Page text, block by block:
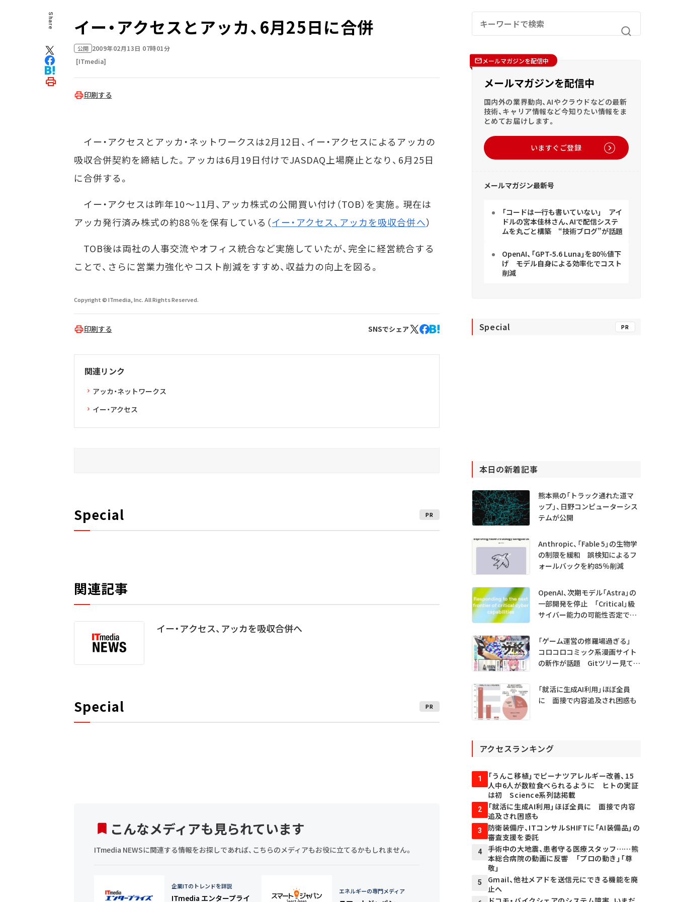
Share イー・アクセスとアッカ、6月25日に合併
公開 2009年02月13日 07時01分
[ITmedia]
印刷する
イー・アクセスとアッカ・ネットワークスは2月12日、イー・アクセスによるアッカの
吸収合併契約を締結した。アッカは6月19日付けでJASDAQ上場廃止となり、6月25日
に合併する。
イー・アクセスは昨年10～11月、アッカ株式の公開買い付け（TOB）を実施。現在は
アッカ発行済み株式の約88％を保有している（イー・アクセス、アッカを吸収合併へ）
TOB後は両社の人事交流やオフィス統合など実施していたが、完全に経営統合する
ことで、さらに営業力強化やコスト削減をすすめ、収益力の向上を図る。
Copyright © ITmedia, Inc. All Rights Reserved.
印刷する SNSでシェア
関連リンク
アッカ・ネットワークス
イー・アクセス
Special PR
関連記事
イー・アクセス、アッカを吸収合併へ
Special PR
こんなメディアも見られています
ITmedia NEWSに関連する情報をお探しであれば、こちらのメディアもお役に立てるかもしれません。
企業ITのトレンドを詳説
ITmedia エンタープライ
エネルギーの専門メディア
メールマガジンを配信中
メールマガジンを配信中
国内外の業界動向、AIやクラウドなどの最新
技術、キャリア情報など今知りたい情報をま
とめてお届けします。
いますぐご登録
メールマガジン最新号
「コードは一行も書いていない」 アイ
ドルの宮本佳林さん、AIで配信システ
ムを丸ごと構築 “技術ブログ”が話題
OpenAI、「GPT-5.6 Luna」を80％値下
げ モデル自身による効率化でコスト
削減
Special PR
本日の新着記事
熊本県の「トラック通れた道マ
ップ」、日野コンピューターシス
テムが公開
Anthropic、「Fable 5」の生物学
の制限を緩和 誤検知によるフ
ォールバックを約85％削減
OpenAI、次期モデル「Astra」の
一部開発を停止 「Critical」級
サイバー能力の可能性否定でき
「ゲーム運営の修羅場過ぎる」
コロコロコミック系漫画サイト
の新作が話題 Gitツリー見てガ
「就活に生成AI利用」ほぼ全員
に 面接で内容追及され困惑も
アクセスランキング
1
「うんこ移植」でピーナツアレルギー改善、15
人中6人が数粒食べられるように ヒトの実証
は初 Science系列誌掲載
2
「就活に生成AI利用」ほぼ全員に 面接で内容
追及され困惑も
3
防衛装備庁、ITコンサルSHIFTに「AI装備品」の
審査支援を委託
4
手術中の大地震、患者守る医療スタッフ……熊
本総合病院の動画に反響 「プロの動き」「尊
敬」
5
Gmail、他社メアドを送信元にできる機能を廃
止へ